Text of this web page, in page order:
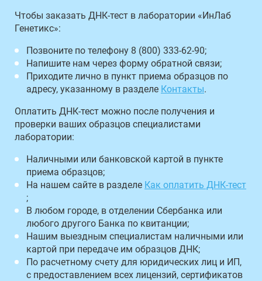
Чтобы заказать ДНК-тест в лаборатории «ИнЛаб
Генетикс»:
Позвоните по телефону 8 (800) 333-62-90;
Напишите нам через форму обратной связи;
Приходите лично в пункт приема образцов по
адресу, указанному в разделе Контакты.
Оплатить ДНК-тест можно после получения и
проверки ваших образцов специалистами
лаборатории:
Наличными или банковской картой в пункте
приема образцов;
На нашем сайте в разделе Как оплатить ДНК-тест
;
В любом городе, в отделении Сбербанка или
любого другого Банка по квитанции;
Нашим выездным специалистам наличными или
картой при передаче им образцов ДНК;
По расчетному счету для юридических лиц и ИП,
с предоставлением всех лицензий, сертификатов